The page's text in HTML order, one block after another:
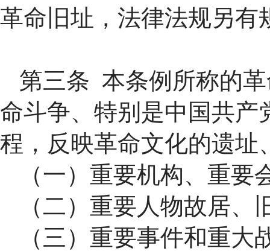
革命旧址，法律法规另有
第三条 本条例所称的
命斗争、特别是中国共产
程，反映革命文化的遗址
（一）重要机构、重要
（二）重要人物故居
（三）重要事件和重大